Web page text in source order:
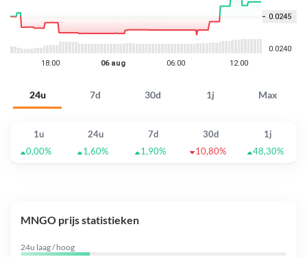
24u 7d 30d 1j Max
1u 24u 7d 30d
1j
0,00%
1,60% 1,90% 10,80% 48,30%
MNGO prijs statistieken
24u laag / hoog